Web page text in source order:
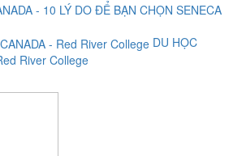
- 10 LÝ DO ĐỂ BẠN CHỌN SENECA
DU HỌC
River College